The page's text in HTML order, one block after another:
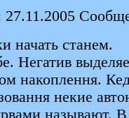
27.11.2005
начать станем.
Негатив
накоплення.
некие
называют. В